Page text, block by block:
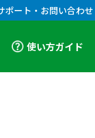
ポート・お問い合わせ
使い方ガイド